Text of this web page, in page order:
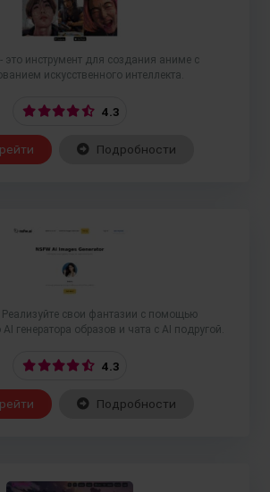
это инструмент для создания аниме с
искусственного интеллекта.
4.3
Подробности
свои фантазии с помощью
генератора образов и чата с AI подругой.
4.3
Подробности